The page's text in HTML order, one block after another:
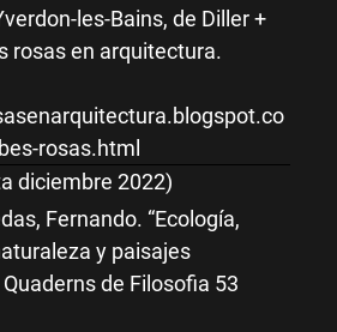
les-Bains, de Diller +
rosas en arquitectura.
rosas.html
diciembre 2022)
Fernando. “Ecología,
y paisajes
de Filosofia 53